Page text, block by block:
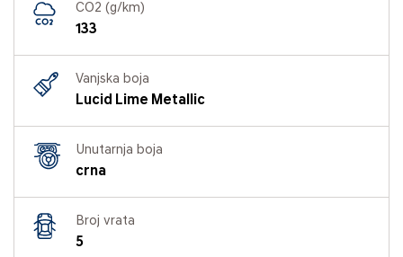
CO2 (g/km)
133
Vanjska boja
Lucid Lime Metallic
Unutarnja boja
crna
Broj vrata
5